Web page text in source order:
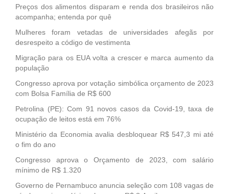
Preços dos alimentos disparam e renda dos brasileiros não
acompanha; entenda por quê
Mulheres foram vetadas de universidades afegãs por
desrespeito a código de vestimenta
Migração para os EUA volta a crescer e marca aumento da
população
Congresso aprova por votação simbólica orçamento de 2023
com Bolsa Família de R$ 600
Petrolina (PE): Com 91 novos casos da Covid-19, taxa de
ocupação de leitos está em 76%
Ministério da Economia avalia desbloquear R$ 547,3 mi até
o fim do ano
Congresso aprova o Orçamento de 2023, com salário
mínimo de R$ 1.320
Governo de Pernambuco anuncia seleção com 108 vagas de